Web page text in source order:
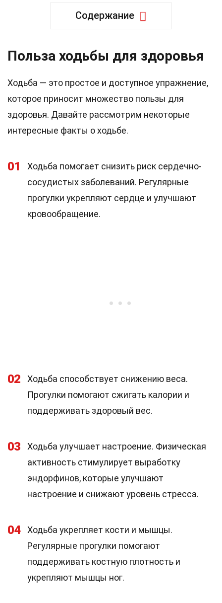
Содержание
Польза ходьбы для здоровья
Ходьба — это простое и доступное упражнение,
которое приносит множество пользы для
здоровья. Давайте рассмотрим некоторые
интересные факты о ходьбе.
01
Ходьба помогает снизить риск сердечно-
сосудистых заболеваний. Регулярные
прогулки укрепляют сердце и улучшают
кровообращение.
02
Ходьба способствует снижению веса.
Прогулки помогают сжигать калории и
поддерживать здоровый вес.
03
Ходьба улучшает настроение. Физическая
активность стимулирует выработку
эндорфинов, которые улучшают
настроение и снижают уровень стресса.
04
Ходьба укрепляет кости и мышцы.
Регулярные прогулки помогают
поддерживать костную плотность и
укрепляют мышцы ног.